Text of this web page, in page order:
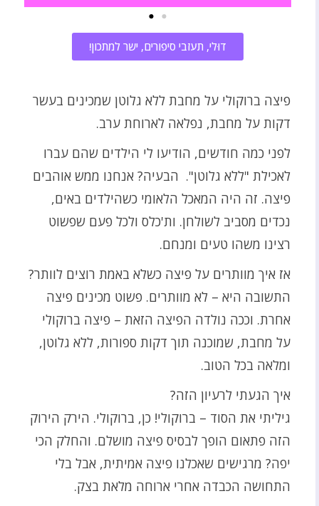
דוּלי, תעזבי סיפורים, ישר למתכון!
פיצה ברוקולי על מחבת ללא גלוטן שמכינים בעשר
דקות על מחבת, נפלאה לארוחת ערב.
לפני כמה חודשים, הודיעו לי הילדים שהם עברו
לאכילת "ללא גלוטן". הבעיה? אנחנו ממש אוהבים
פיצה. זה היה המאכל הלאומי כשהילדים באים,
נכדים מסביב לשולחן. ות'כלס ולכל פעם שפשוט
רצינו משהו טעים ומנחם.
אז איך מוותרים על פיצה כשלא באמת רוצים לוותר?
התשובה היא – לא מוותרים. פשוט מכינים פיצה
אחרת. וככה נולדה הפיצה הזאת – פיצה ברוקולי
על מחבת, שמוכנה תוך דקות ספורות, ללא גלוטן,
ומלאה בכל הטוב.
איך הגעתי לרעיון הזה?
גיליתי את הסוד – ברוקולי! כן, ברוקולי. הירק הירוק
הזה פתאום הופך לבסיס פיצה מושלם. והחלק הכי
יפה? מרגישים שאכלנו פיצה אמיתית, אבל בלי
התחושה הכבדה אחרי ארוחה מלאת בצק.